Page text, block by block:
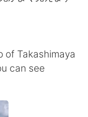
of Takashimaya
can see